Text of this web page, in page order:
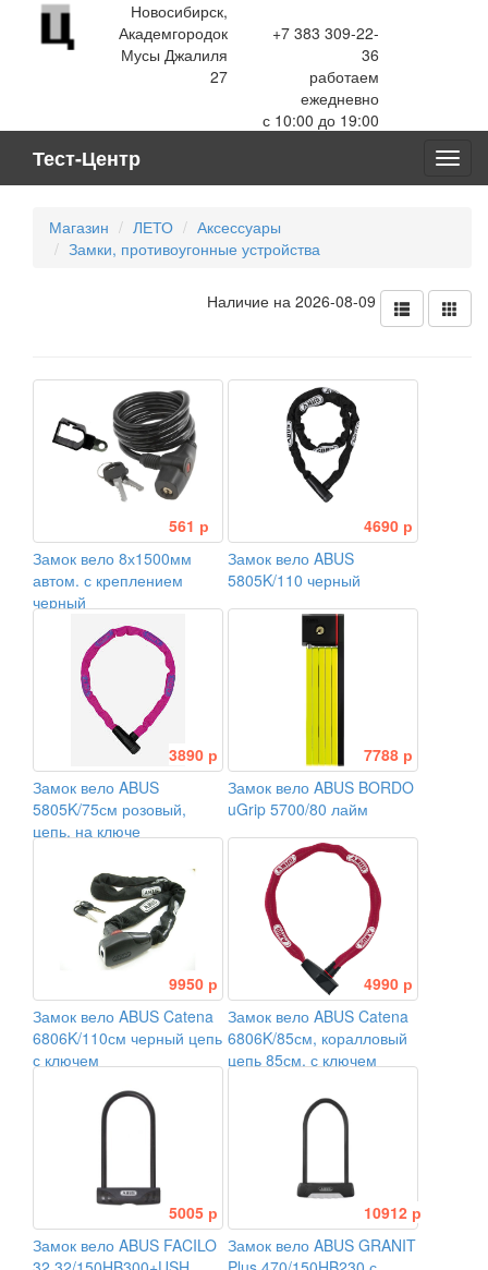
Новосибирск,
Академгородок
Мусы Джалиля
27
+7 383 309-22-
36
работаем
ежедневно
с 10:00 до 19:00
Тест-Центр
Магазин ЛЕТО
Аксессуары
Замки, противоугонные устройства
Наличие на 2026-08-09
561 р
Замок вело 8х1500мм
автом. с креплением
черный
4690 р
Замок вело ABUS
5805K/110 черный
3890 р
Замок вело ABUS
5805K/75см розовый,
цепь, на ключе
7788 р
Замок вело ABUS BORDO
uGrip 5700/80 лайм
9950 р
Замок вело ABUS Catena
6806K/110см черный цепь
с ключем
4990 р
Замок вело ABUS Catena
6806K/85см, коралловый
цепь 85см, с ключем
5005 р
Замок вело ABUS FACILO
10912 р
Замок вело ABUS GRANIT